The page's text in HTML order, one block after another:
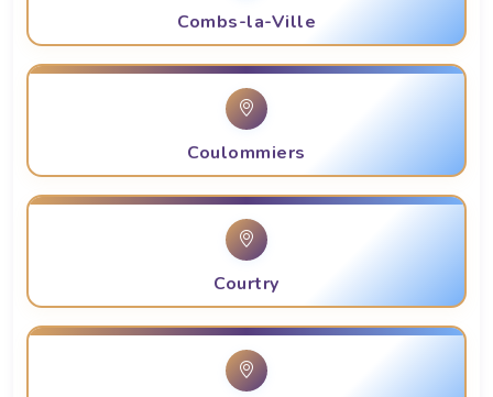
Combs-la-Ville
Coulommiers
Courtry